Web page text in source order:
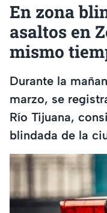
En zona
asaltos en
mismo
Durante la
marzo, se
Río Tijuana,
blindada de la